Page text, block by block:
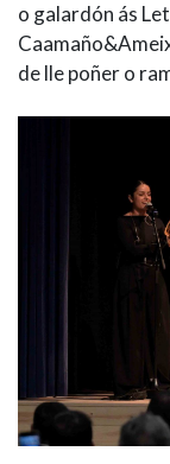
o galardón ás
de lle poñer o